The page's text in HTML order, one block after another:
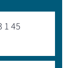
1 45